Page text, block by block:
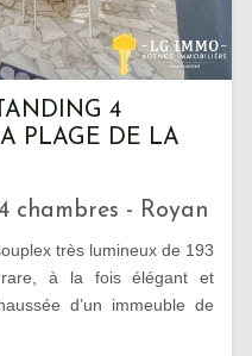
4
PLAGE DE LA
chambres - Royan
très lumineux de 193
à la fois élégant et
d’un immeuble de